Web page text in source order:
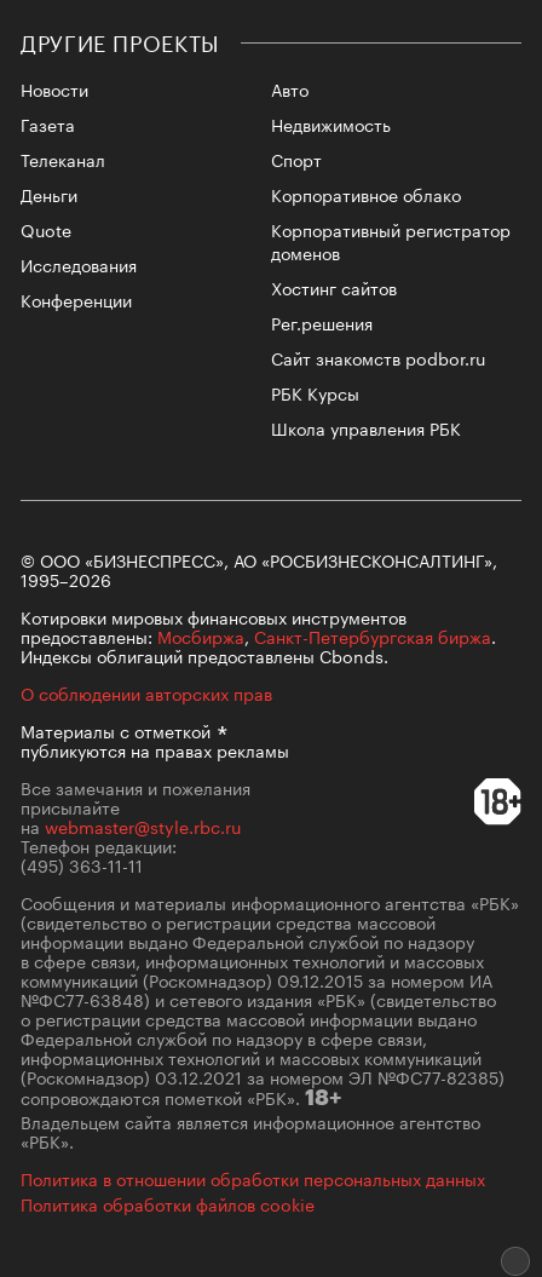
ДРУГИЕ ПРОЕКТЫ
Новости
Газета
Телеканал
Авто
Недвижимость
Спорт
Корпоративное облако
Корпоративный регистратор
доменов
Хостинг сайтов
Рег.решения
Сайт знакомств podbor.ru
РБК Курсы
Школа управления РБК
Деньги
Quote
Исследования
Конференции
© ООО «БИЗНЕСПРЕСС», АО «РОСБИЗНЕСКОНСАЛТИНГ»,
1995–2026
Котировки мировых финансовых инструментов
предоставлены: Мосбиржа, Санкт-Петербургская биржа.
Индексы облигаций предоставлены Cbonds.
О соблюдении авторских прав
Материалы сотметкой
публикуются на правах рекламы
Все замечания и пожелания
присылайте
на webmaster@style.rbc.ru
Телефон редакции:
(495) 363-11-11
Сообщения и материалы информационного агентства «РБК»
(свидетельство о регистрации средства массовой
информации выдано Федеральной службой по надзору
в сфере связи, информационных технологий и массовых
коммуникаций (Роскомнадзор) 09.12.2015 за номером ИА
№ФС77-63848) и сетевого издания «РБК» (свидетельство
о регистрации средства массовой информации выдано
Федеральной службой по надзору в сфере связи,
информационных технологий и массовых коммуникаций
(Роскомнадзор) 03.12.2021 за номером ЭЛ №ФС77-82385)
сопровождаются пометкой «РБК». 18+
Владельцем сайта является информационное агентство
«РБК».
Политика в отношении обработки персональных данных
Политика обработки файлов cookie